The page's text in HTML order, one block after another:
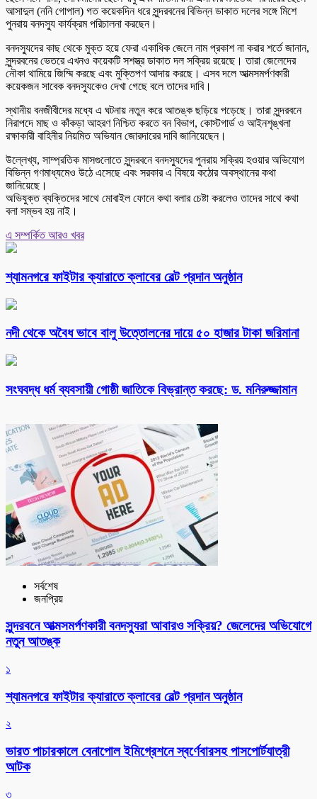
আসাদুল (ননি গোপাল) গত কয়েকদিন ধরে সুন্দরবনের বিভিন্ন ডাকাত দলের সঙ্গে মিশে
পুনরায় বনদস্যু কার্যক্রম পরিচালনা করছেন।
বনদস্যুদের কাছ থেকে মুক্ত হয়ে ফেরা একাধিক জেলে নাম প্রকাশ না করার শর্তে জানান,
সুন্দরবনের ভেতরে এখনও কয়েকটি সশস্ত্র ডাকাত দল সক্রিয় রয়েছে। তারা জেলেদের
নৌকা থামিয়ে জিম্মি করছে এবং মুক্তিপণ আদায় করছে। এসব দলে আত্মসমর্পণকারী
কয়েকজন সাবেক বনদস্যুকেও দেখা গেছে বলে তাদের দাবি।
স্থানীয় বনজীবীদের মধ্যে এ ঘটনায় নতুন করে আতঙ্ক ছড়িয়ে পড়েছে। তারা সুন্দরবনে
নিরাপদে মাছ ও কাঁকড়া আহরণ নিশ্চিত করতে বন বিভাগ, কোস্টগার্ড ও আইনশৃঙ্খলা
রক্ষাকারী বাহিনীর নিয়মিত অভিযান জোরদারের দাবি জানিয়েছেন।
উল্লেখ্য, সাম্প্রতিক মাসগুলোতে সুন্দরবনে বনদস্যুদের পুনরায় সক্রিয় হওয়ার অভিযোগ
বিভিন্ন গণমাধ্যমেও উঠে এসেছে এবং সরকার এ বিষয়ে কঠোর অবস্থানের কথা
জানিয়েছে।
অভিযুক্ত ব্যক্তিদের সাথে মোবাইল ফোনে কথা বলার চেষ্টা করলেও তাদের সাথে কথা
বলা সম্ভব হয় নাই।
এ সম্পর্কিত আরও খবর
শ্যামনগরে ফাইটার ক্যারাতে ক্লাবের বেল্ট প্রদান অনুষ্ঠান
নদী থেকে অবৈধ ভাবে বালু উত্তোলনের দায়ে ৫০ হাজার টাকা জরিমানা
সংঘবদ্ধ ধর্ম ব্যবসায়ী গোষ্ঠী জাতিকে বিভ্রান্ত করছে: ড. মনিরুজ্জামান
সর্বশেষ
জনপ্রিয়
সুন্দরবনে আত্মসমর্পণকারী বনদস্যুরা আবারও সক্রিয়? জেলেদের অভিযোগে
নতুন আতঙ্ক
১
শ্যামনগরে ফাইটার ক্যারাতে ক্লাবের বেল্ট প্রদান অনুষ্ঠান
২
ভারত পাচারকালে বেনাপোল ইমিগ্রেশনে স্বর্ণেবারসহ পাসপোর্টযাত্রী
আটক
৩